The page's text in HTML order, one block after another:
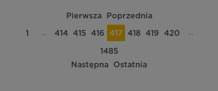
Pierwsza Poprzednia
1 … 414 415 416 417 418 419 420 …
1485
Następna
Ostatnia